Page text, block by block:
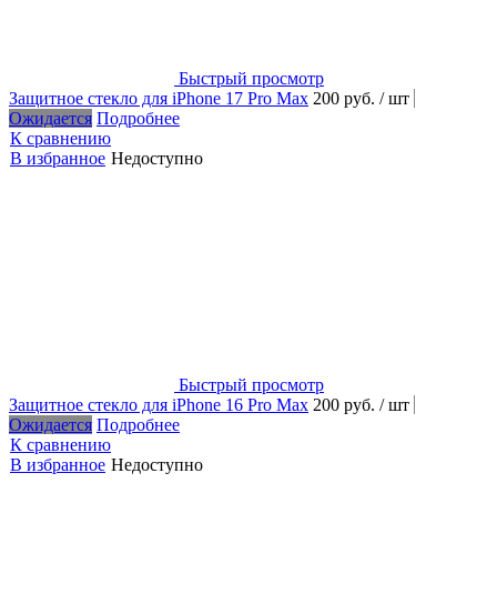
Быстрый просмотр
Защитное стекло для iPhone 17 Pro Max 200 руб. / шт
Ожидается Подробнее
К сравнению
В избранное Недоступно
Быстрый просмотр
Защитное стекло для iPhone 16 Pro Max 200 руб. / шт
Ожидается Подробнее
К сравнению
В избранное Недоступно